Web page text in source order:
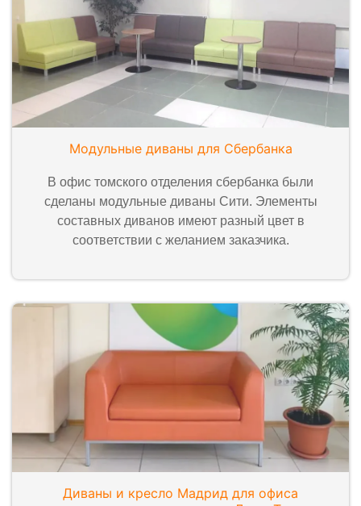
Модульные диваны для Сбербанка
В офис томского отделения сбербанка были
сделаны модульные диваны Сити. Элементы
составных диванов имеют разный цвет в
соответствии с желанием заказчика.
Диваны и кресло Мадрид для офиса